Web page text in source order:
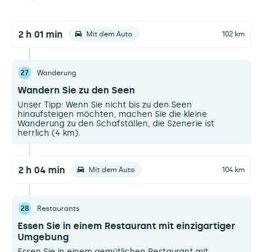
2 h 01 min Mit dem Auto 102 km
27 Wanderung
Wandern Sie zu den Seen
Unser Tipp: Wenn Sie nicht bis zu den Seen
hinaufsteigen möchten, machen Sie die kleine
Wanderung zu den Schafställen, die Szenerie ist
herrlich (4 km).
2 h 04 min Mit dem Auto 104 km
28 Restaurants
Essen Sie in einem Restaurant mit einzigartiger
Umgebung